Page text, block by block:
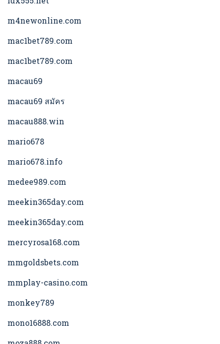
m4newonline.com
mac1bet789.com
mac1bet789.com
macau69
macau69 สมัคร
macau888.win
mario678
mario678.info
medee989.com
meekin365day.com
meekin365day.com
mercyrosa168.com
mmgoldsbets.com
mmplay-casino.com
monkey789
mono16888.com